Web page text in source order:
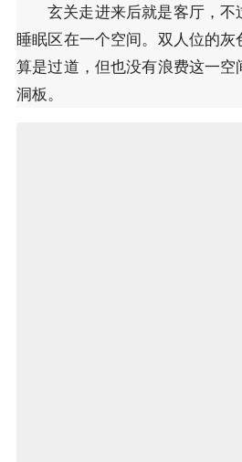
玄关走进来后就是客厅，
睡眠区在一个空间。双人位的
算是过道，但也没有浪费这一
洞板。